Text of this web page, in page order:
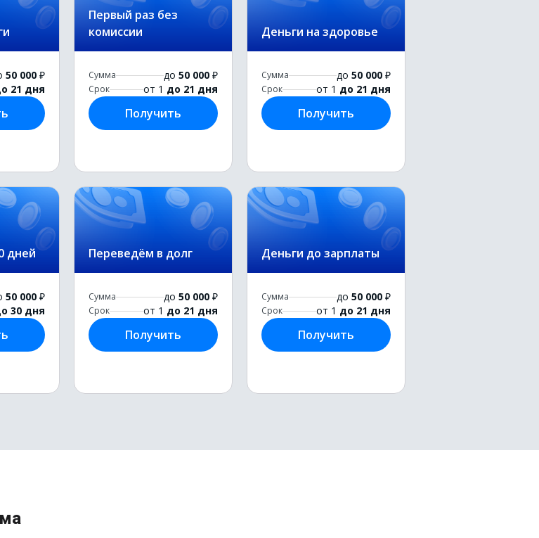
50 000 ₽
21 дня
Первый раз без
комиссии
Сумма до 50 000 ₽
Срок от 1 до 21 дня
Получить
Деньги на здоровье
Сумма до 50 000 ₽
Срок от 1 до 21 дня
Получить
дней
50 000 ₽
30 дня
Переведём в долг
Сумма до 50 000 ₽
Срок от 1 до 21 дня
Получить
Деньги до зарплаты
Сумма до 50 000 ₽
Срок от 1 до 21 дня
Получить